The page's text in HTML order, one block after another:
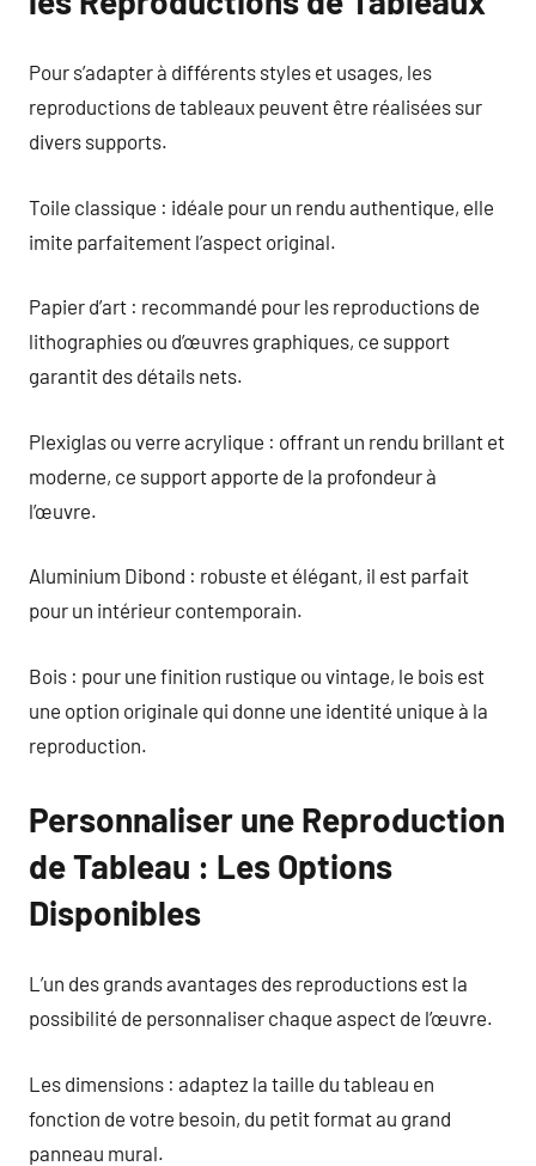
Pour s’adapter à différents styles et usages, les
reproductions de tableaux peuvent être réalisées sur
divers supports.
Toile classique : idéale pour un rendu authentique, elle
imite parfaitement l’aspect original.
Papier d’art : recommandé pour les reproductions de
lithographies ou d’œuvres graphiques, ce support
garantit des détails nets.
Plexiglas ou verre acrylique : offrant un rendu brillant et
moderne, ce support apporte de la profondeur à
l’œuvre.
Aluminium Dibond : robuste et élégant, il est parfait
pour un intérieur contemporain.
Bois : pour une finition rustique ou vintage, le bois est
une option originale qui donne une identité unique à la
reproduction.
Personnaliser une Reproduction
de Tableau : Les Options
Disponibles
L’un des grands avantages des reproductions est la
possibilité de personnaliser chaque aspect de l’œuvre.
Les dimensions : adaptez la taille du tableau en
fonction de votre besoin, du petit format au grand
panneau mural.